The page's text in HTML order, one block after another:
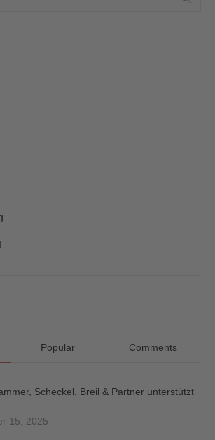
Popular Comments
Scheckel, Breil & Partner unterstützt
15, 2025